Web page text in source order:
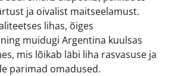
ja oivalist maitseelamust.
lihas, õiges
muidugi Argentina kuulsas
mis lõikab läbi liha rasvasuse ja
parimad omadused.